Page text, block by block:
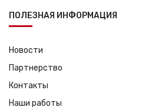
ПОЛЕЗНАЯ ИНФОРМАЦИЯ
Новости
Партнерство
Контакты
Наши работы